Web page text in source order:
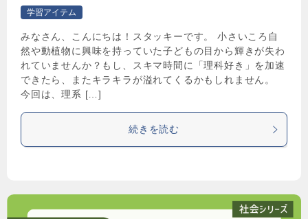
学習アイテム
みなさん、こんにちは！スタッキーです。 小さいころ自
然や動植物に興味を持っていた子どもの目から輝きが失わ
れていませんか？もし、スキマ時間に「理科好き」を加速
できたら、またキラキラが溢れてくるかもしれません。
今回は、理系 […]
続きを読む